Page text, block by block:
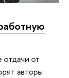
отдачи от
авторы